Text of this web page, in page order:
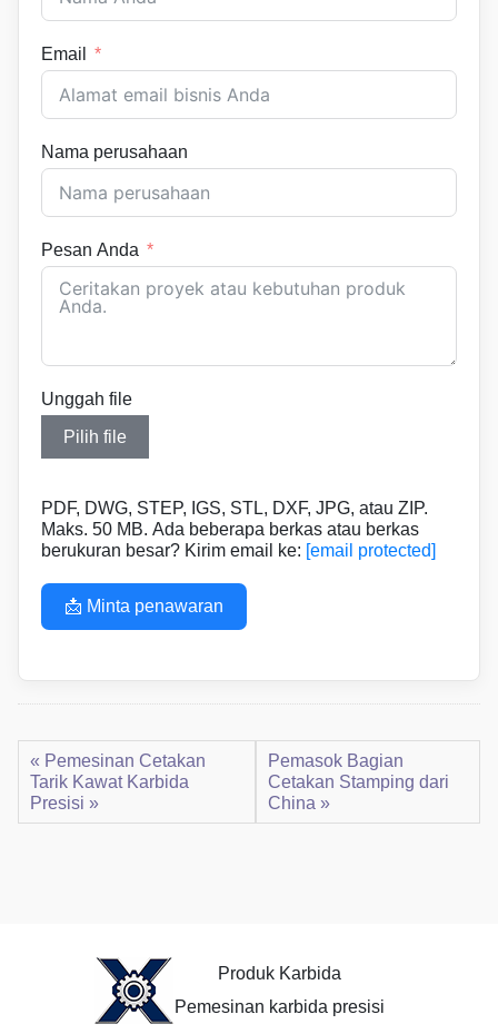
Email
Nama perusahaan
Pesan Anda
Unggah file
Pilih file
PDF, DWG, STEP, IGS, STL, DXF, JPG, atau ZIP.
Maks. 50 MB. Ada beberapa berkas atau berkas
berukuran besar? Kirim email ke: [email protected]
📩 Minta penawaran
« Pemesinan Cetakan
Tarik Kawat Karbida
Presisi »
Pemasok Bagian
Cetakan Stamping dari
China »
Produk Karbida
Pemesinan karbida presisi